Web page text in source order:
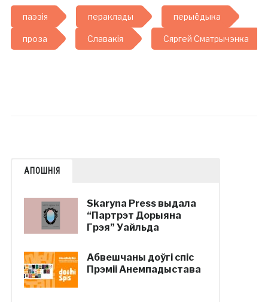
паэзія пераклады перыёдыка
проза Славакія Сяргей Сматрычэнка
АПОШНІЯ
Skaryna Press выдала
“Партрэт Дорыяна
Грэя” Уайльда
Абвешчаны доўгі спіс
Прэміі Анемпадыстава